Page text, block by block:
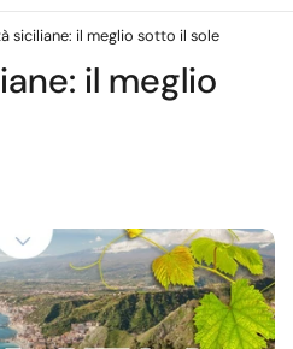
siciliane: il meglio sotto il sole
il meglio